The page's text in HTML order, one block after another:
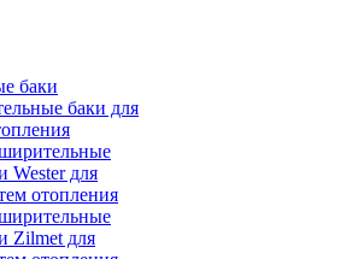
баки
баки для
Wester для
отопления
Zilmet для